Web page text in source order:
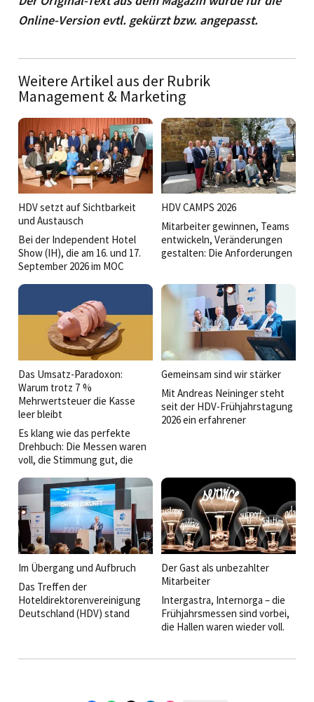
Online-Version evtl. gekürzt bzw. angepasst.
Weitere Artikel aus der Rubrik
Management & Marketing
HDV setzt auf Sichtbarkeit
und Austausch
Bei der Independent Hotel
Show (IH), die am 16. und 17.
September 2026 im MOC
stattfinden wird, ist die
Hoteldirektorenvereinigung
Deutschland (HDV) diesmal
voll dabei.
HDV CAMPS 2026
Mitarbeiter gewinnen, Teams
entwickeln, Veränderungen
gestalten: Die Anforderungen
2026 stand deshalb die Frage
im Mittelpunkt, was gute
Führung heute ausmacht.
Das Umsatz-Paradoxon:
Warum trotz 7 %
Mehrwertsteuer die Kasse
leer bleibt
Es klang wie das perfekte
Drehbuch: Die Messen waren
voll, die Stimmung gut, die
Januar profitieren wir
dauerhaft von den 7 Prozent
Umsatzsteuer auf Speisen.
Gemeinsam sind wir stärker
Mit Andreas Neininger steht
seit der HDV-Frühjahrstagung
2026 ein erfahrener
Vorsitzende und Director of
Operations der Event Hotels
über Verantwortung,
Herausforderungen, seine
Vision für die Zukunft der
deutschen Hotellerie und
darüber, wie die HDV als
Netzwerk, Impulsgeber und
wachsen soll.
Im Übergang und Aufbruch
Das Treffen der
Hoteldirektorenvereinigung
Deutschland (HDV) stand
Der Gast als unbezahlter
Mitarbeiter
Intergastra, Internorga – die
Frühjahrsmessen sind vorbei,
die Hallen waren wieder voll.